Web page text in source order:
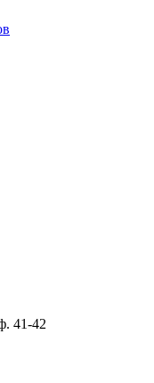
41-42